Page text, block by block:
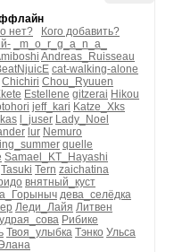
нет?
Кого добавить?
_m_o_r_g_a_n_a_
Andreas_Ruisseau
cat-walking-alone
Chichiri Chou_Ryuuen
Estellene gitzerai Hikou
jeff_kari Katze_Xks
l_juser Lady_Noel
lur Nemuro
quelle
Samael_KT_Hayashi
Tasuki Tern zaichatina
внятный_куст
дева_селёдка
Леди_Лайя Литвен
Рибике
Твоя_улыбка Тэнко Ульса